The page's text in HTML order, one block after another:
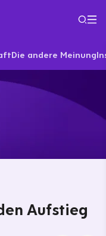
Die andere Meinung
Aufstieg